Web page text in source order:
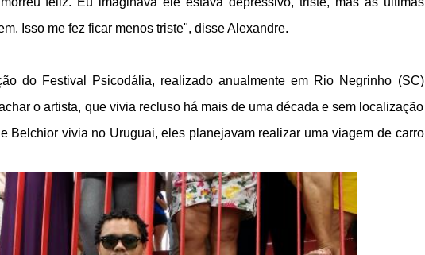
Isso me fez ficar menos triste", disse Alexandre.
do Festival Psicodália, realizado anualmente em Rio Negrinho (SC)
o artista, que vivia recluso há mais de uma década e sem localização
Belchior vivia no Uruguai, eles planejavam realizar uma viagem de carro